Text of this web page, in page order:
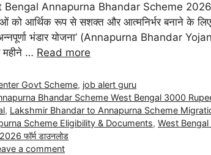
Bengal Annapurna Bhandar Scheme 2026
को आर्थिक रूप से सशक्त और आत्मनिर्भर बनाने के
भंडार योजना’ (Annapurna Bhandar
महीने … Read more
Govt Scheme, job alert guru
Bhandar Scheme West Bengal 3000
, Lakshmir Bhandar to Annapurna Scheme
Scheme Eligibility & Documents, West
फॉर्म डाउनलोड
a comment